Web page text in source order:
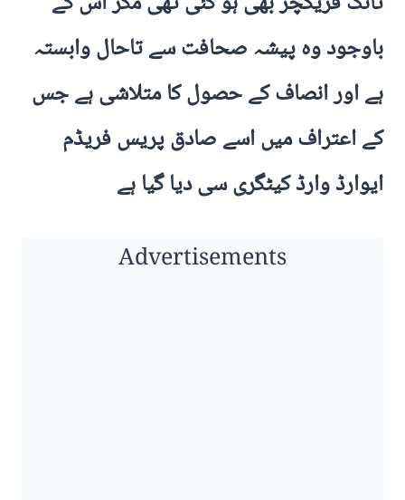
باوجود وہ پیشہ صحافت سے تاحال وابستہ
ہے اور انصاف کے حصول کا متلاشی ہے جس
کے اعتراف میں اسے صادق پریس فریڈم
ایوارڈ وارڈ کیٹگری سی دیا گیا ہے
Advertisements